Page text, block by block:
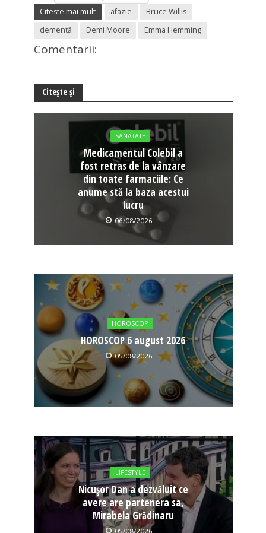
Citeste mai mult afazie
Bruce Willis
demență
Demi Moore Emma Hemming
Comentarii:
Citește și
SANATATE
Medicamentul Colebil a
fost retras de la vânzare
din toate farmaciile: Ce
anume stă la baza acestui
lucru
06/08/2026
HOROSCOP
HOROSCOP 6 august 2026
05/08/2026
LIFESTYLE
Nicușor Dan a dezvăluit ce
avere are partenera sa,
Mirabela Grădinaru
05/08/2026